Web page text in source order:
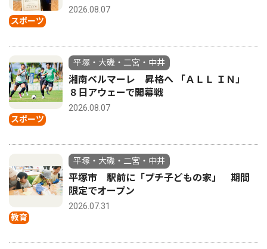
スポーツ
2026.08.07
スポーツ
平塚・大磯・二宮・中井
湘南ベルマーレ 昇格へ 「ＡＬＬ ＩＮ」
８日アウェーで開幕戦
2026.08.07
教育
平塚・大磯・二宮・中井
平塚市 駅前に「プチ子どもの家」 期間
限定でオープン
2026.07.31